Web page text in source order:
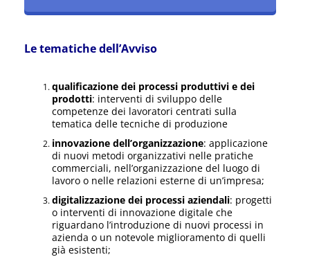
Le tematiche dell’Avviso
qualificazione dei processi produttivi e dei
prodotti: interventi di sviluppo delle
competenze dei lavoratori centrati sulla
tematica delle tecniche di produzione
innovazione dell’organizzazione: applicazione
di nuovi metodi organizzativi nelle pratiche
commerciali, nell’organizzazione del luogo di
lavoro o nelle relazioni esterne di un’impresa;
digitalizzazione dei processi aziendali: progetti
o interventi di innovazione digitale che
riguardano l’introduzione di nuovi processi in
azienda o un notevole miglioramento di quelli
già esistenti;